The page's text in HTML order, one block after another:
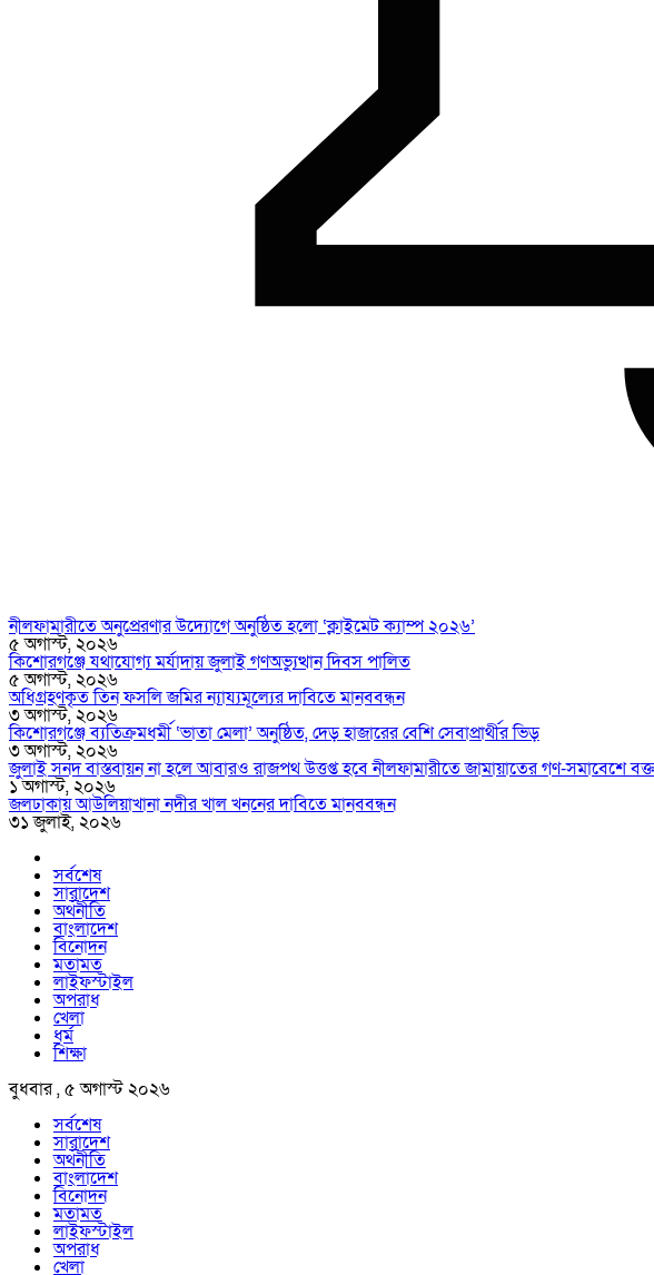
নীলফামারীতে অনুপ্রেরণার উদ্যোগে অনুষ্ঠিত হলো ‘ক্লাইমেট ক্যাম্প ২০২৬’
৫ অগাস্ট, ২০২৬
কিশোরগঞ্জে যথাযোগ্য মর্যাদায় জুলাই গণঅভ্যুত্থান দিবস পালিত
৫ অগাস্ট, ২০২৬
অধিগ্রহণকৃত তিন ফসলি জমির ন্যায্যমূল্যের দাবিতে মানববন্ধন
৩ অগাস্ট, ২০২৬
কিশোরগঞ্জে ব্যতিক্রমধর্মী ‘ভাতা মেলা’ অনুষ্ঠিত, দেড় হাজারের বেশি সেবাপ্রার্থীর ভিড়
৩ অগাস্ট, ২০২৬
জুলাই সনদ বাস্তবায়ন না হলে আবারও রাজপথ উত্তপ্ত হবে নীলফামারীতে জামায়াতের গণ-সমাবেশে
১ অগাস্ট, ২০২৬
জলঢাকায় আউলিয়াখানা নদীর খাল খননের দাবিতে মানববন্ধন
৩১ জুলাই, ২০২৬
সর্বশেষ
সারাদেশ
অর্থনীতি
বাংলাদেশ
বিনোদন
মতামত
লাইফস্টাইল
অপরাধ
খেলা
ধর্ম
শিক্ষা
বুধবার , ৫ অগাস্ট ২০২৬
সর্বশেষ
সারাদেশ
অর্থনীতি
বাংলাদেশ
বিনোদন
মতামত
লাইফস্টাইল
অপরাধ
খেলা